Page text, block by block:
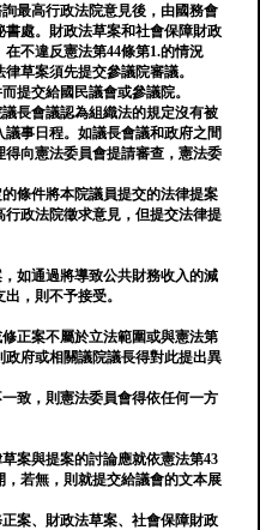
最高行政法院意見後，由國務會
處。財政法草案和社會保障財政
不違反憲法第44條第1.的情況
草案須先提交參議院審議。
提交給國民議會或參議院。
長會議認為組織法的規定沒有被
事日程。如議長會議和政府之間
向憲法委員會提請審查，憲法委
條件將本院議員提交的法律提案
政法院徵求意見，但提交法律提
如通過將導致公共財務收入的減
，則不予接受。
正案不屬於立法範圍或與憲法第
府或相關議院議長得對此提出異
致，則憲法委員會得依任何一方
案與提案的討論應就依憲法第43
若無，則就提交給議會的文本展
案、財政法草案、社會保障財政